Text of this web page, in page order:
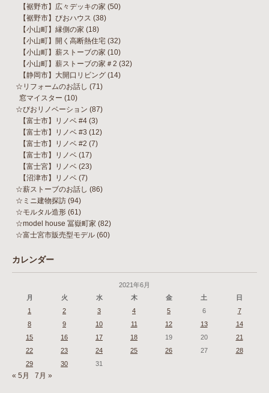
【裾野市】広々デッキの家 (50)
【裾野市】びおハウス (38)
【小山町】縁側の家 (18)
【小山町】開く高断熱住宅 (32)
【小山町】薪ストーブの家 (10)
【小山町】薪ストーブの家＃2 (32)
【静岡市】大開口リビング (14)
☆リフォームのお話し (71)
窓マイスター (10)
☆びおリノベーション (87)
【富士市】リノベ #4 (3)
【富士市】リノベ #3 (12)
【富士市】リノベ #2 (7)
【富士市】リノベ (17)
【富士宮】リノベ (23)
【沼津市】リノベ (7)
☆薪ストーブのお話し (86)
☆ミニ建物探訪 (94)
☆モルタル造形 (61)
☆model house 冨嶽町家 (82)
☆富士宮市販売型モデル (60)
カレンダー
2021年6月
月
火 水 木 金 土
日
1
2 3 4 5 6
7
8
9 10 11 12 13
14
15
16 17 18 19 20
21
22
23 24 25 26 27
28
29
30 31
« 5月 7月 »